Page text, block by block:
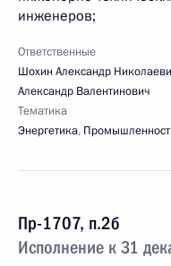
инженеров;
Ответственные
Шохин Александр
Александр Валентинович
Тематика
Энергетика,
Пр-1707, п.2б
Исполнение к 31